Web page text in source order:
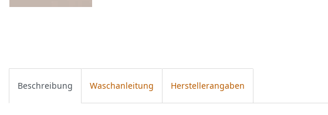
Beschreibung Waschanleitung Herstellerangaben